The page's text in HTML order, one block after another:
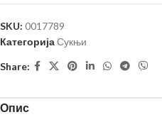
SKU: 0017789
КатегоријаСукњи
Share:
Опис